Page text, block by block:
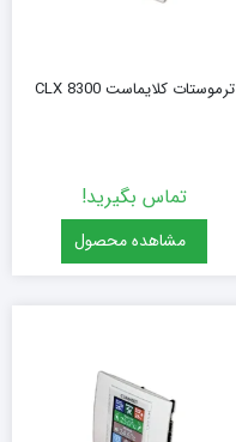
ترموستات کلایماست CLX 8300
تماس بگیرید!
مشاهده محصول